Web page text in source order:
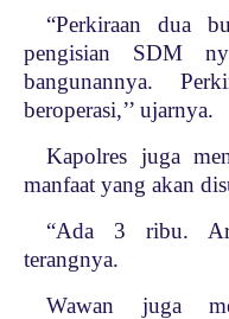
“Perkiraan dua
pengisian SDM
bangunannya.
beroperasi,’’ ujarnya.
Kapolres juga
manfaat yang akan
“Ada 3 ribu.
terangnya.
Wawan juga